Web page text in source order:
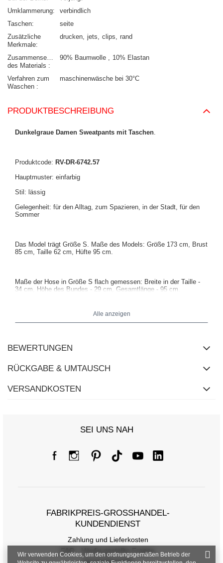
Umklammerung
verbindlich
Taschen
seite
Zusätzliche
Merkmale
drucken jets clips rand
Zusammensetzung
des Materials
90% Baumwolle 10% Elastan
Verfahren zum
Waschen
maschinenwäsche bei 30°C
PRODUKTBESCHREIBUNG
Dunkelgraue Damen Sweatpants mit Taschen.
Produktcode: RV-DR-6742.57
Hauptmuster: einfarbig
Stil: lässig
Gelegenheit: für den Alltag, zum Spazieren, in der Stadt, für den
Sommer
Das Model trägt Größe S. Maße des Models: Größe 173 cm, Brust
85 cm, Taille 62 cm, Hüfte 95 cm.
Maße der Hose in Größe S flach gemessen: Breite in der Taille -
34 cm, Höhe des Bundes - 29 cm, Gesamtlänge - 95 cm.
Alle anzeigen
BEWERTUNGEN
RÜCKGABE & UMTAUSCH
VERSANDKOSTEN
SEI UNS NAH
FABRIKPREIS-GROSSHANDEL-K
UNDENDIENST
Zahlung und Lieferkosten
FAQ - Häufig gestellte Fragen
Wir verwenden Cookies, um den ordnungsgemäßen Betrieb der